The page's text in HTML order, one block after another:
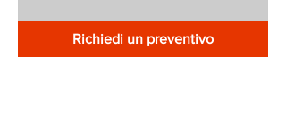
Richiedi un preventivo